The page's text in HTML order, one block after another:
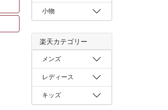
小物
楽天カテゴリー
メンズ
レディース
キッズ